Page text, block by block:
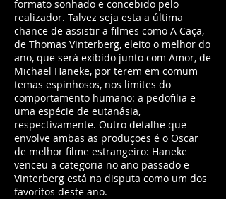
formato sonhado e concebido pelo
realizador. Talvez seja esta a última
chance de assistir a filmes como A Caça,
de Thomas Vinterberg, eleito o melhor do
ano, que será exibido junto com Amor, de
Michael Haneke, por terem em comum
temas espinhosos, nos limites do
comportamento humano: a pedofilia e
uma espécie de eutanásia,
respectivamente. Outro detalhe que
envolve ambas as produções é o Oscar
de melhor filme estrangeiro: Haneke
venceu a categoria no ano passado e
Vinterberg está na disputa como um dos
favoritos deste ano.